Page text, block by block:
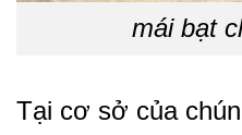
mái bạt
Tại cơ sở của